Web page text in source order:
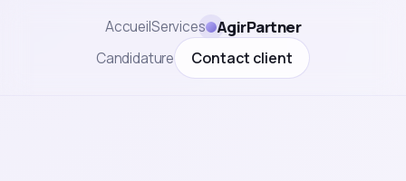
AccueilServices AgirPartner
Candidature Contact client